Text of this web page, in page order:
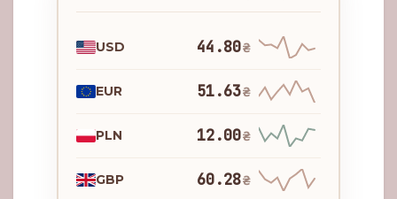
USD 44.80₴
EUR 51.63₴
PLN 12.00₴
GBP 60.28₴